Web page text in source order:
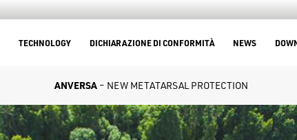
TECHNOLOGY DICHIARAZIONE DI CONFORMITÀ NEWS
ANVERSA – NEW METATARSAL PROTECTION